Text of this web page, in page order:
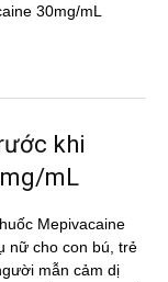
30mg/mL
khi
mL
Mepivacaine
nữ cho con bú, trẻ
mẫn cảm dị